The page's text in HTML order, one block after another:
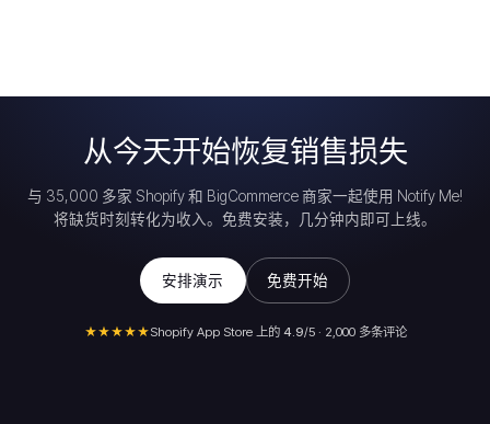
从今天开始恢复销售损失
与 35,000 多家 Shopify 和 BigCommerce 商家一起使用 Notify Me!
将缺货时刻转化为收入。免费安装，几分钟内即可上线。
安排演示 免费开始
★★★★★Shopify App Store 上的 4.9/5 · 2,000 多条评论